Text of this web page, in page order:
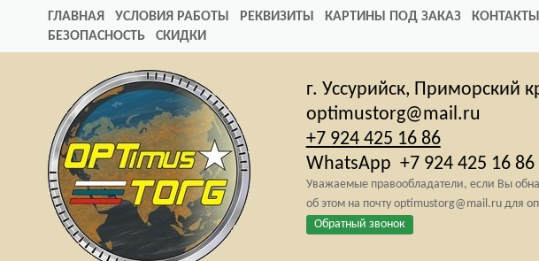
ГЛАВНАЯ УСЛОВИЯ РАБОТЫ РЕКВИЗИТЫ КАРТИНЫ ПОД ЗАКАЗ КОНТАКТЫ
БЕЗОПАСНОСТЬ
СКИДКИ
г. Уссурийск, Приморский
optimustorg@mail.ru
+7 924 425 16 86
WhatsApp +7 924 425 16 86
Уважаемые правообладатели, если Вы
об этом на почту optimustorg@mail.ru для
Обратный звонок